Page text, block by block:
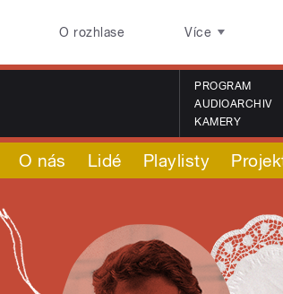
O rozhlase Více
PROGRAM
AUDIOARCHIV
KAMERY
O nás Lidé Playlisty